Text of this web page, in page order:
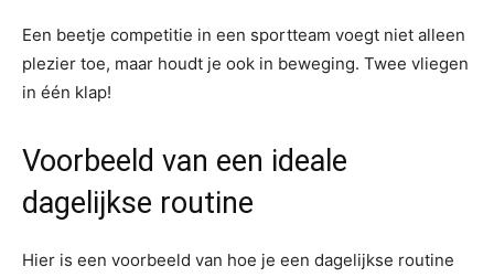
Een beetje competitie in een sportteam voegt niet alleen
plezier toe, maar houdt je ook in beweging. Twee vliegen
in één klap!
Voorbeeld van een ideale
dagelijkse routine
Hier is een voorbeeld van hoe je een dagelijkse routine